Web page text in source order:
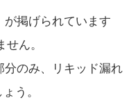
が掲げられています
ん。
分のみ、リキッド漏れ
う。